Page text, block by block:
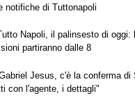
notifiche di Tuttonapoli
Napoli, il palinsesto di oggi:
partiranno dalle 8
Jesus, c'è la conferma di
con l'agente, i dettagli"